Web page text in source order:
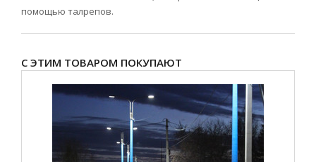
помощью талрепов.
С ЭТИМ ТОВАРОМ ПОКУПАЮТ